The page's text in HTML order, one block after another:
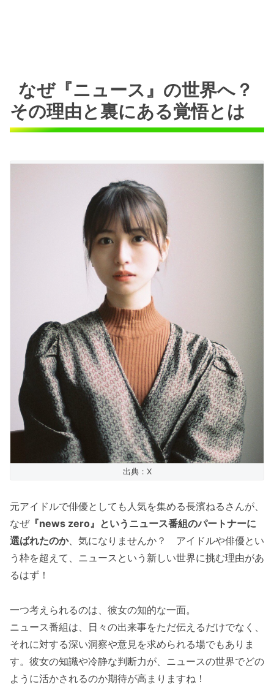
なぜ『ニュース』の世界へ？
その理由と裏にある覚悟とは
出典：X
元アイドルで俳優としても人気を集める長濱ねるさんが、
なぜ『news zero』というニュース番組のパートナーに
選ばれたのか、気になりませんか？ アイドルや俳優とい
う枠を超えて、ニュースという新しい世界に挑む理由があ
るはず！
一つ考えられるのは、彼女の知的な一面。
ニュース番組は、日々の出来事をただ伝えるだけでなく、
それに対する深い洞察や意見を求められる場でもありま
す。彼女の知識や冷静な判断力が、ニュースの世界でどの
ように活かされるのか期待が高まりますね！